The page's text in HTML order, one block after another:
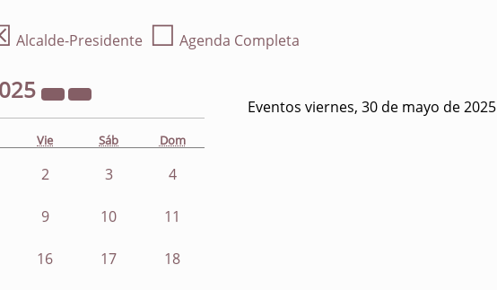
Alcalde-Presidente ☐ Agenda Completa
Vie Sáb Dom
2 3 4
9 10 11
16 17 18
Eventos viernes, 30 de mayo de 2025